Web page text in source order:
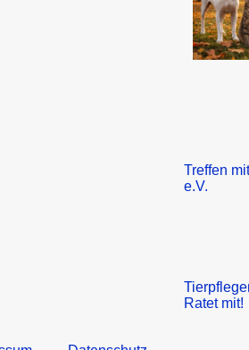
Treffen
e.V.
Ratet mit!